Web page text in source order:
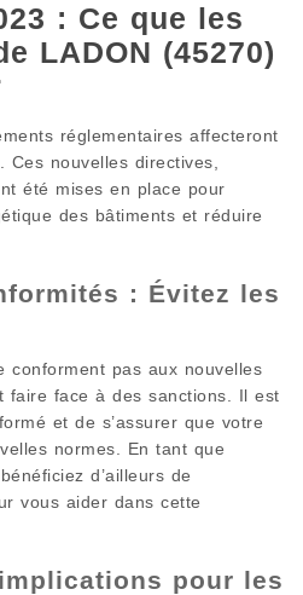
: Ce que les
LADON (45270)
réglementaires affecteront
Ces nouvelles directives,
été mises en place pour
des bâtiments et réduire
: Évitez les
conforment pas aux nouvelles
faire face à des sanctions. Il est
et de s’assurer que votre
normes. En tant que
d’ailleurs de
vous aider dans cette
pour les